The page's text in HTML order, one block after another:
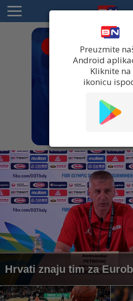
Hrvati znaju tim za
Preuzmite
Android
Kliknite na
ikonicu